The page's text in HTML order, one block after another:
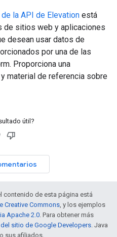
la API de Elevation está
de sitios web y aplicaciones
desean usar datos de
por una de las
Proporciona una
material de referencia sobre
útil?
contenido de esta página está
Creative Commons, y los ejemplos
Apache 2.0. Para obtener más
sitio de Google Developers. Java
sus afiliados.